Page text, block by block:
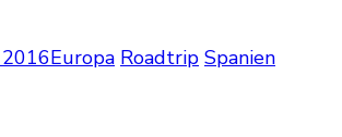
Europa Roadtrip Spanien